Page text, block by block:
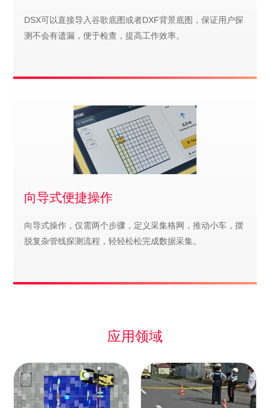
DSX可以直接导入谷歌底图或者DXF背景底图，保证用户探
测不会有遗漏，便于检查，提高工作效率。
向导式便捷操作
向导式操作，仅需两个步骤，定义采集格网，推动小车，摆
脱复杂管线探测流程，轻轻松松完成数据采集。
应用领域